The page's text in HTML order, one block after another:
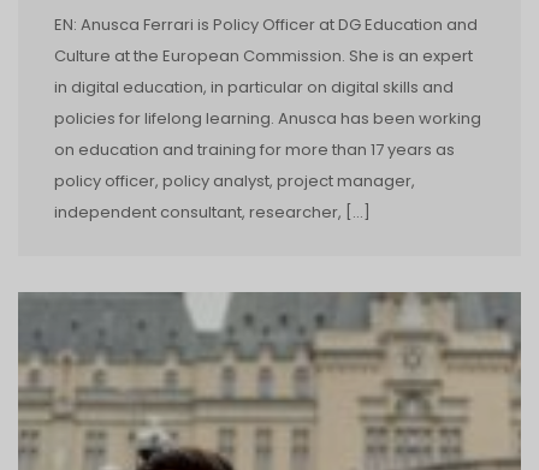
EN: Anusca Ferrari is Policy Officer at DG Education and
Culture at the European Commission. She is an expert
in digital education, in particular on digital skills and
policies for lifelong learning. Anusca has been working
on education and training for more than 17 years as
policy officer, policy analyst, project manager,
independent consultant, researcher, […]